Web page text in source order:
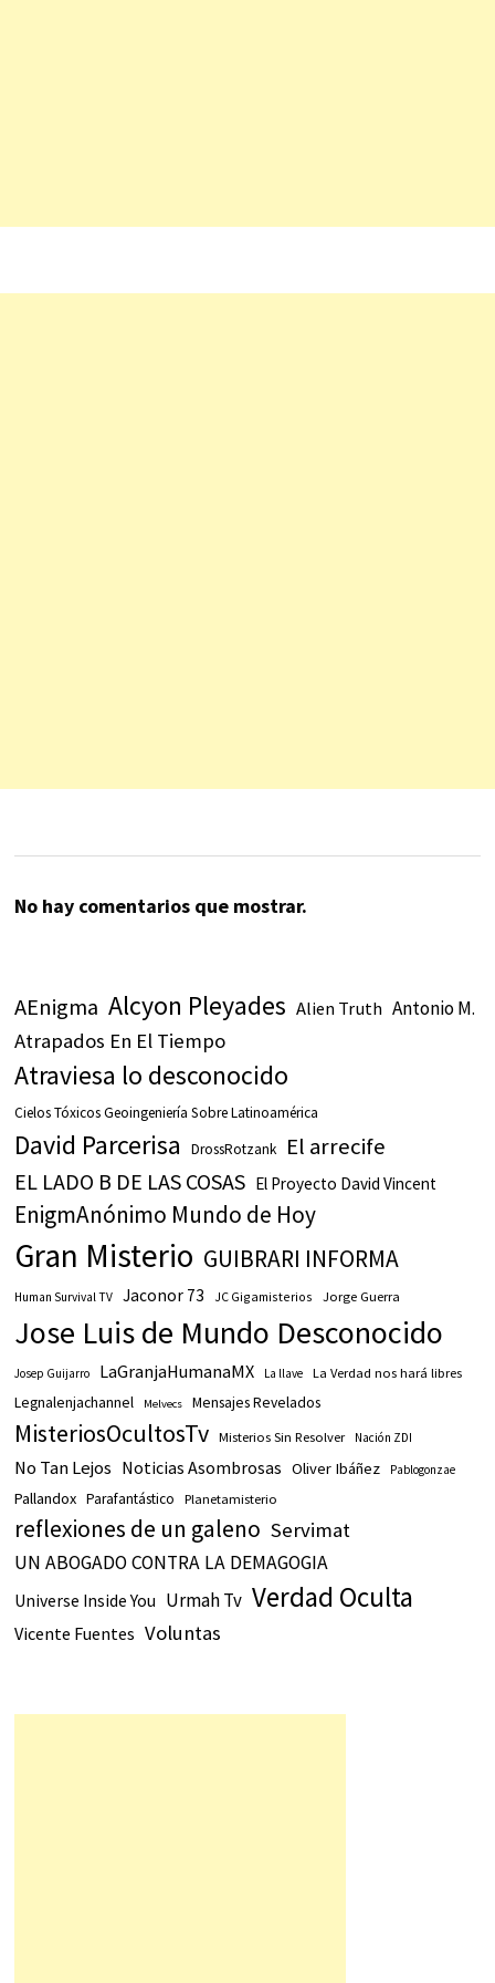
No hay comentarios que mostrar.
AEnigma Alcyon Pleyades Alien Truth Antonio M.
Atrapados En El Tiempo
Atraviesa lo desconocido
Cielos Tóxicos Geoingeniería Sobre Latinoamérica
David Parcerisa DrossRotzank El arrecife
EL LADO B DE LAS COSAS El Proyecto David Vincent
EnigmAnónimo Mundo de Hoy
Gran Misterio GUIBRARI INFORMA
Human Survival TV Jaconor 73 JC Gigamisterios Jorge Guerra
Jose Luis de Mundo Desconocido
Josep Guijarro LaGranjaHumanaMX La llave La Verdad nos hará libres
Legnalenjachannel Melvecs Mensajes Revelados
MisteriosOcultosTv Misterios Sin Resolver Nación ZDI
No Tan Lejos Noticias Asombrosas Oliver Ibáñez Pablogonzae
Pallandox Parafantástico Planetamisterio
reflexiones de un galeno Servimat
UN ABOGADO CONTRA LA DEMAGOGIA
Universe Inside You Urmah Tv Verdad Oculta
Vicente Fuentes Voluntas